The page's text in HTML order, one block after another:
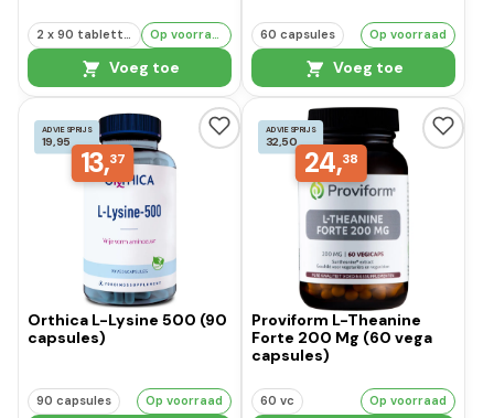
Voeg toe
60 capsules Op voorraad
Voeg toe
ADVIESPRIJS
19,95
13,37
Orthica L-Lysine 500 (90
capsules)
90 capsules Op voorraad
ADVIESPRIJS
32,50
24,38
Proviform L-Theanine
Forte 200 Mg (60 vega
capsules)
60 vc Op voorraad